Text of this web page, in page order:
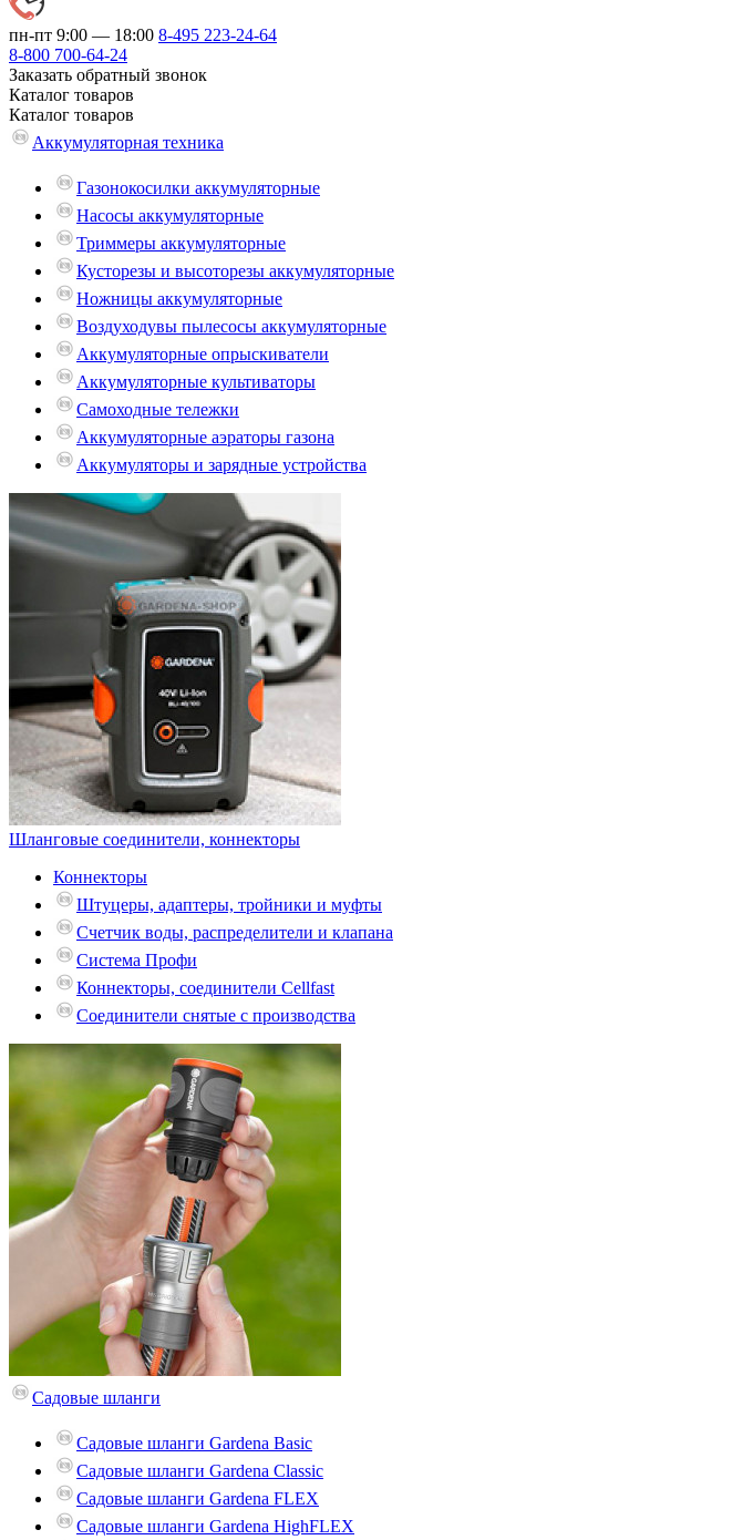
пн-пт 9:00 — 18:00 8-495 223-24-64
8-800 700-64-24
Заказать обратный звонок
Каталог товаров
Каталог товаров
Аккумуляторная техника
Газонокосилки аккумуляторные
Насосы аккумуляторные
Триммеры аккумуляторные
Кусторезы и высоторезы аккумуляторные
Ножницы аккумуляторные
Воздуходувы пылесосы аккумуляторные
Аккумуляторные опрыскиватели
Аккумуляторные культиваторы
Самоходные тележки
Аккумуляторные аэраторы газона
Аккумуляторы и зарядные устройства
Шланговые соединители, коннекторы
Коннекторы
Штуцеры, адаптеры, тройники и муфты
Счетчик воды, распределители и клапана
Система Профи
Коннекторы, соединители Cellfast
Соединители снятые с производства
Садовые шланги
Садовые шланги Gardena Basic
Садовые шланги Gardena Classic
Садовые шланги Gardena FLEX
Садовые шланги Gardena HighFLEX